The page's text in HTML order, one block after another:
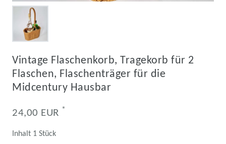
Vintage Flaschenkorb, Tragekorb für 2
Flaschen, Flaschenträger für die
Midcentury Hausbar
24,00 EUR *
Inhalt 1 Stück